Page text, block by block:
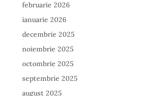
februarie 2026
ianuarie 2026
decembrie 2025
noiembrie 2025
octombrie 2025
septembrie 2025
august 2025